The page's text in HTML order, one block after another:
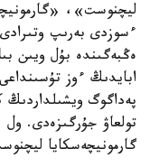
ليچنوست»،
ءسوزدى بەرىپ
ەڭبەگىندە بۇل ويىن
ابايدىڭ ءوز
پەداگوگ
تولعاۋ جۇرگىزەدى.
گارمونيچەسكايا